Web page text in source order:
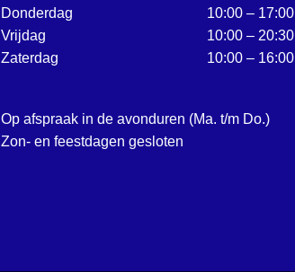
Donderdag
Vrijdag
Zaterdag
10:00 – 17:00
10:00 – 20:30
10:00 – 16:00
Op afspraak in de avonduren (Ma. t/m Do.)
Zon- en feestdagen gesloten